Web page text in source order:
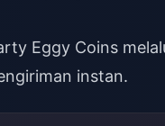
Eggy Coins
instan.